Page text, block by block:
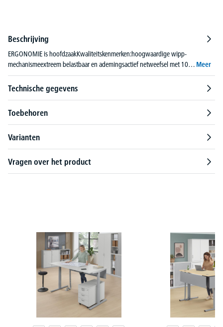
Beschrijving
ERGONOMIE is hoofdzaakKwaliteitskenmerken:hoogwaardige wipp-
mechanismeextreem belastbaar en ademingsactief netweefsel met 10… Meer
Technische gegevens
Toebehoren
Varianten
Vragen over het product